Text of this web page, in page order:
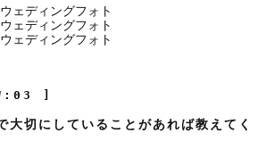
]
大切にしていることがあれば教えてく